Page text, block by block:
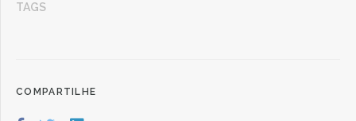
TAGS
COMPARTILHE